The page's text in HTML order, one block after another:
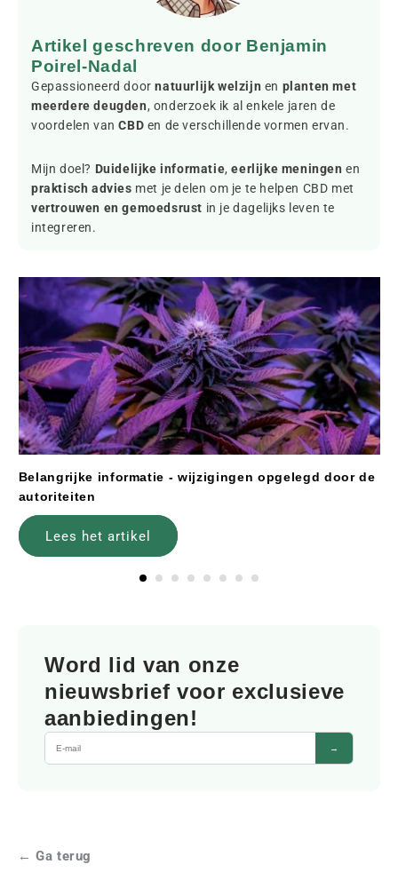
Artikel geschreven door Benjamin
Poirel-Nadal
Gepassioneerd doornatuurlijk welzijn en planten met
meerdere deugden, onderzoek ik al enkele jaren de
voordelen vanCBD en de verschillende vormen ervan.
Mijn doel? Duidelijke informatie,eerlijke meningen en
praktisch advies met je delen om je te helpen CBD met
vertrouwen en gemoedsrust in je dagelijks leven te
integreren.
Belangrijke informatie - wijzigingen opgelegd door de
autoriteiten
Lees het artikel
Word lid van onze
nieuwsbrief voor exclusieve
aanbiedingen!
→
← Ga terug